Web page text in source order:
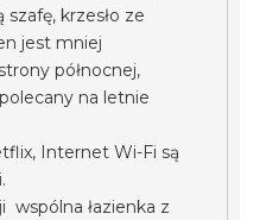
krzesło ze
jest mniej
północnej,
na letnie
Internet Wi-Fi są
wspólna łazienka z